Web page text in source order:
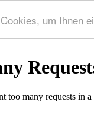
um Ihnen